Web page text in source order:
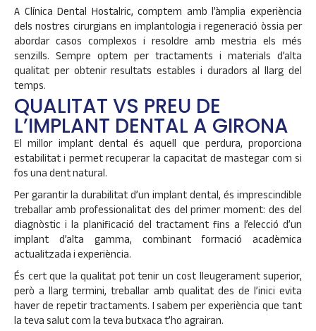
A Clínica Dental Hostalric, comptem amb l’àmplia experiència
dels nostres cirurgians en implantologia i regeneració òssia per
abordar casos complexos i resoldre amb mestria els més
senzills. Sempre optem per tractaments i materials d’alta
qualitat per obtenir resultats estables i duradors al llarg del
temps.
QUALITAT VS PREU DE
L’IMPLANT DENTAL A GIRONA
El millor implant dental és aquell que perdura, proporciona
estabilitat i permet recuperar la capacitat de mastegar com si
fos una dent natural.
Per garantir la durabilitat d’un implant dental, és imprescindible
treballar amb professionalitat des del primer moment: des del
diagnòstic i la planificació del tractament fins a l’elecció d’un
implant d’alta gamma, combinant formació acadèmica
actualitzada i experiència.
És cert que la qualitat pot tenir un cost lleugerament superior,
però a llarg termini, treballar amb qualitat des de l’inici evita
haver de repetir tractaments. I sabem per experiència que tant
la teva salut com la teva butxaca t’ho agrairan.